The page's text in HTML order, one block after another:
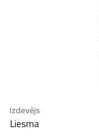
Izdevējs
Liesma